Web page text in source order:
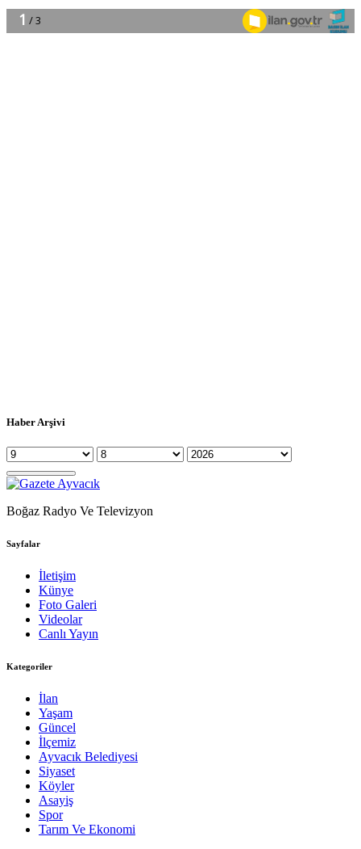
Haber Arşivi
Boğaz Radyo Ve Televizyon
Sayfalar
İletişim
Künye
Foto Galeri
Videolar
Canlı Yayın
Kategoriler
İlan
Yaşam
Güncel
İlçemiz
Ayvacık Belediyesi
Siyaset
Köyler
Asayiş
Spor
Tarım Ve Ekonomi